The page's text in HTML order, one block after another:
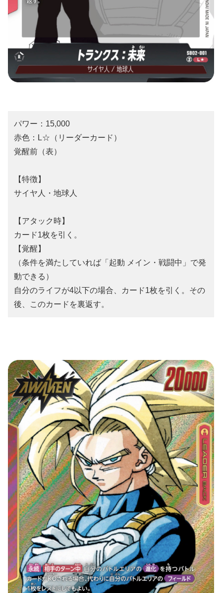
パワー：15,000
赤色：L☆（リーダーカード）
覚醒前（表）
【特徴】
サイヤ人・地球人
【アタック時】
カード1枚を引く。
【覚醒】
（条件を満たしていれば「起動 メイン・戦闘中」で発
動できる）
自分のライフが4以下の場合、カード1枚を引く。その
後、このカードを裏返す。